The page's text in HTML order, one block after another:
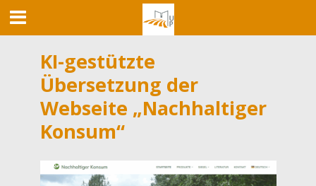
KI-gestützte
Übersetzung der
Webseite „Nachhaltiger
Konsum“